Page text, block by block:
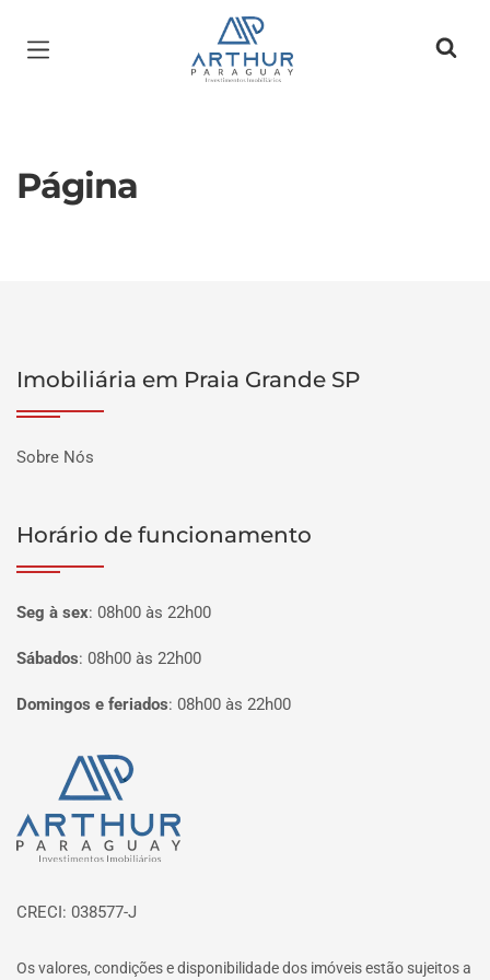
Página inicial
Página
Imobiliária em Praia Grande SP
Sobre Nós
Horário de funcionamento
Seg à sex: 08h00 às 22h00
Sábados: 08h00 às 22h00
Domingos e feriados: 08h00 às 22h00
Página inicial
CRECI: 038577-J
Os valores, condições e disponibilidade dos imóveis estão sujeitos a